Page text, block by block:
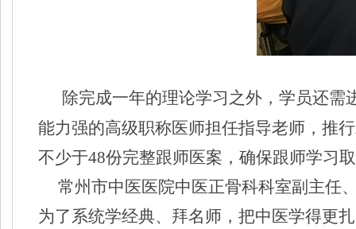
除完成一年的理论学习之外，学员还
能力强的高级职称医师担任指导老师，推
不少于48份完整跟师医案，确保跟师学习
常州市中医医院中医正骨科科室副主任
为了系统学经典、拜名师，把中医学得更